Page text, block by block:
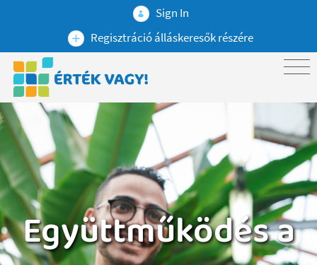
Sign In
Regisztráció álláskeresők részére
Együttműködés a